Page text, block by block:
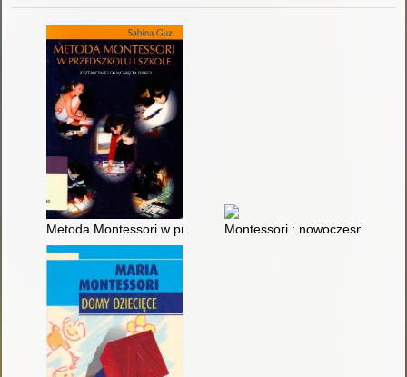
Metoda Montessori w przedszkolu i szkole : kształcenie i
Montessori : nowoczesne